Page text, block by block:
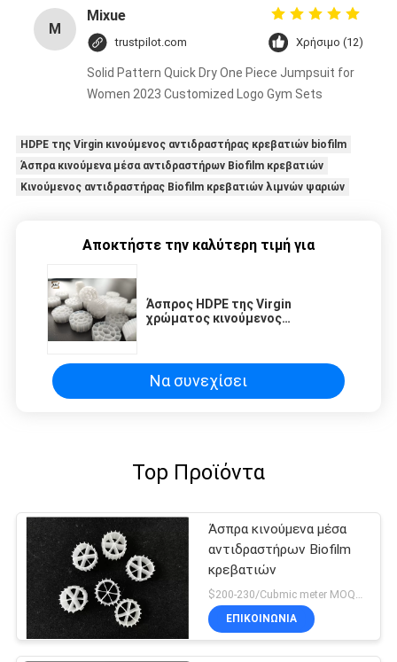
M
Mixue
trustpilot.com Χρήσιμο (12)
Solid Pattern Quick Dry One Piece Jumpsuit for
Women 2023 Customized Logo Gym Sets
HDPE της Virgin κινούμενος αντιδραστήρας κρεβατιών biofilm
Άσπρα κινούμενα μέσα αντιδραστήρων Biofilm κρεβατιών
Κινούμενος αντιδραστήρας Biofilm κρεβατιών λιμνών ψαριών
Αποκτήστε την καλύτερη τιμή για
Άσπρος HDPE της Virgin
χρώματος κινούμενος
Να συνεχίσει
Top Προϊόντα
Άσπρα κινούμενα μέσα
αντιδραστήρων Biofilm
κρεβατιών
ΕΠΙΚΟΙΝΩΝΙΑ